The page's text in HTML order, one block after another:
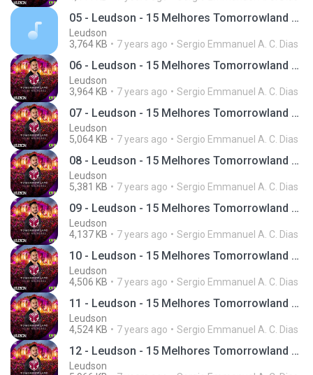
05 - Leudson - 15 Melhores Tomorrowland (Giro 95)
Leudson
3,764 KB
7 years ago Sergio Emmanuel A. C. Dias
06 - Leudson - 15 Melhores Tomorrowland (Giro 95)
Leudson
3,964 KB
7 years ago Sergio Emmanuel A. C. Dias
07 - Leudson - 15 Melhores Tomorrowland (Giro 95)
Leudson
5,064 KB
7 years ago Sergio Emmanuel A. C. Dias
08 - Leudson - 15 Melhores Tomorrowland (Giro 95)
Leudson
5,381 KB
7 years ago Sergio Emmanuel A. C. Dias
09 - Leudson - 15 Melhores Tomorrowland (Giro 95)
Leudson
4,137 KB
7 years ago Sergio Emmanuel A. C. Dias
10 - Leudson - 15 Melhores Tomorrowland (Giro 95)
Leudson
4,506 KB
7 years ago Sergio Emmanuel A. C. Dias
11 - Leudson - 15 Melhores Tomorrowland (Giro 95)
Leudson
4,524 KB
7 years ago Sergio Emmanuel A. C. Dias
12 - Leudson - 15 Melhores Tomorrowland (Giro 95)
Leudson